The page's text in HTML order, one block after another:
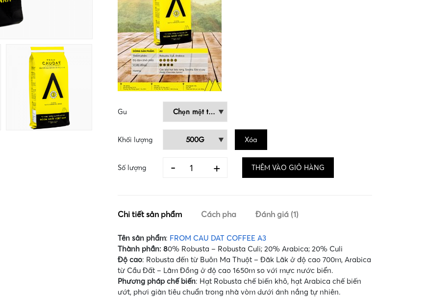
Gu
Khối lượng Xóa
Số lượng CAU
phê
đặc
chất
lượng
cao
số
lượng
- + THÊM VÀO GIỎ HÀNG
Chi tiết sản phẩm Cách pha Đánh giá (1)
Tên sản phẩm: FROM CAU DAT COFFEE A3
Thành phần: 80% Robusta – Robusta Culi; 20% Arabica; 20% Culi
Độ cao: Robusta đến từ Buôn Ma Thuột – Đăk Lăk ở độ cao 700m, Arabica
từ Cầu Đất – Lâm Đồng ở độ cao 1650m so với mực nước biển.
Phương pháp chế biến: Hạt Robusta chế biến khô, hạt Arabica chế biến
ướt, phơi giàn tiêu chuẩn trong nhà vòm dưới ánh nắng tự nhiên.